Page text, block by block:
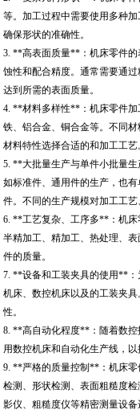
等。加工过程中需要使用多种
确保形状的准确性。
3. **高表面质量**：机床零件
蚀性和配合精度。通常需要通
达到所需的表面质量。
4. **材料多样性**：机床零件
铁、铝合金、铜合金等。不同
材料特性选择合适的和加工工艺
5. **大批量生产与单件小批量
如标准件、通用件的生产，也
件。不同的生产规模对加工工
6. **工艺复杂、工序多**：机床
半精加工、精加工、热处理、
件的质量。
7. **设备和工装夹具的使用**：
机床、数控机床以及的工装夹
性。
8. **高自动化程度**：随着数
用数控机床和自动化生产线，
9. **严格的质量控制**：机床
检测、形状检测、表面粗糙度
影仪、粗糙度仪等精密测量设备